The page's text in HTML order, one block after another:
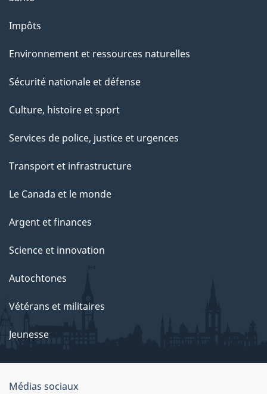
Impôts
Environnement et ressources naturelles
Sécurité nationale et défense
Culture, histoire et sport
Services de police, justice et urgences
Transport et infrastructure
Le Canada et le monde
Argent et finances
Science et innovation
Autochtones
Vétérans et militaires
Jeunesse
Organisation
Médias sociaux